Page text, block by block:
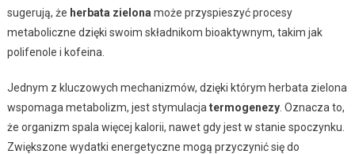
sugerują, że herbata zielona może przyspieszyć procesy
metaboliczne dzięki swoim składnikom bioaktywnym, takim jak
polifenole i kofeina.
Jednym z kluczowych mechanizmów, dzięki którym herbata zielona
wspomaga metabolizm, jest stymulacja termogenezy. Oznacza to,
że organizm spala więcej kalorii, nawet gdy jest w stanie spoczynku.
Zwiększone wydatki energetyczne mogą przyczynić się do